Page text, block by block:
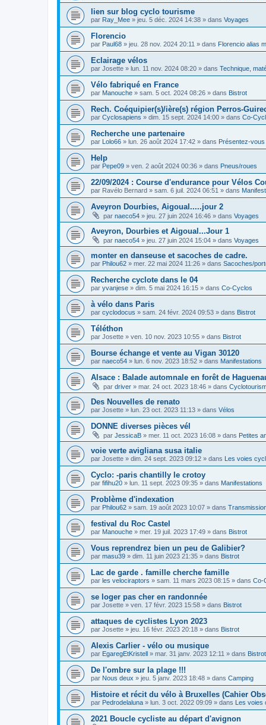
lien sur blog cyclo tourisme
par Ray_Mee » jeu. 5 déc. 2024 14:38 » dans Voyages
Florencio
par Paul68 » jeu. 28 nov. 2024 20:11 » dans Florencio alias
Eclairage vélos
par Josette » lun. 11 nov. 2024 08:20 » dans Technique,
Vélo fabriqué en France
par Manouche » sam. 5 oct. 2024 08:26 » dans Bistrot
Rech. Coéquipier(s)/ière(s) région Perros-
par Cyclosapiens » dim. 15 sept. 2024 14:00 » dans Co-
Recherche une partenaire
par Lolo66 » lun. 26 août 2024 17:42 » dans Présentez-vous
Help
par Pepe09 » ven. 2 août 2024 00:36 » dans Pneus/roues
22/09/2024 : Course d'endurance pour Vélos
par Ravélo Bernard » sam. 6 juil. 2024 06:51 » dans
Aveyron Dourbies, Aigoual.....jour 2
par naeco54 » jeu. 27 juin 2024 16:46 » dans Voyages
Aveyron, Dourbies et Aigoual...Jour 1
par naeco54 » jeu. 27 juin 2024 15:04 » dans Voyages
monter en danseuse et sacoches de cadre.
par Philou62 » mer. 22 mai 2024 11:26 » dans Sacoches/
Recherche cyclote dans le 04
par yvanjese » dim. 5 mai 2024 16:15 » dans Co-Cyclos
à vélo dans Paris
par cyclodocus » sam. 24 févr. 2024 09:53 » dans Bistrot
Téléthon
par Josette » ven. 10 nov. 2023 10:55 » dans Bistrot
Bourse échange et vente au Vigan 30120
par naeco54 » lun. 6 nov. 2023 18:52 » dans Manifestations
Alsace : Balade automnale en forêt de
par driver » mar. 24 oct. 2023 18:46 » dans
Des Nouvelles de renato
par Josette » lun. 23 oct. 2023 11:13 » dans Vélos
DONNE diverses pièces vél
par JessicaB » mer. 11 oct. 2023 16:08 » dans Petites
voie verte avigliana susa italie
par Josette » dim. 24 sept. 2023 09:12 » dans Les voies
Cyclo: -paris chantilly le crotoy
par fifihu20 » lun. 11 sept. 2023 09:35 » dans Manifestations
Problème d'indexation
par Philou62 » sam. 19 août 2023 10:07 » dans
festival du Roc Castel
par Manouche » mer. 19 juil. 2023 17:49 » dans Bistrot
Vous reprendrez bien un peu de Galibier?
par masu39 » dim. 11 juin 2023 21:35 » dans Bistrot
Lac de garde . famille cherche famille
par les velociraptors » sam. 11 mars 2023 08:15 » dans Co-
se loger pas cher en randonnée
par Josette » ven. 17 févr. 2023 15:58 » dans Bistrot
attaques de cyclistes Lyon 2023
par Josette » jeu. 16 févr. 2023 20:18 » dans Bistrot
Alexis Carlier - vélo ou musique
par EgaregEtKristell » mar. 31 janv. 2023 12:11 » dans Bistrot
De l'ombre sur la plage !!!
par Nous deux » jeu. 5 janv. 2023 18:48 » dans Camping
Histoire et récit du vélo à Bruxelles (Cahier
par Pedrodelaluna » lun. 3 oct. 2022 09:09 » dans Les voies
2021 Boucle cycliste au départ d'avignon